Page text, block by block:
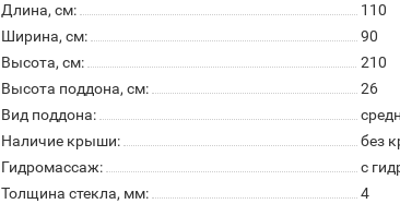
Длина, см:
110
Ширина, см:
90
Высота, см:
210
Высота поддона, см:
26
Вид поддона:
Наличие крыши:
без
Гидромассаж:
с
Толщина стекла, мм:
4